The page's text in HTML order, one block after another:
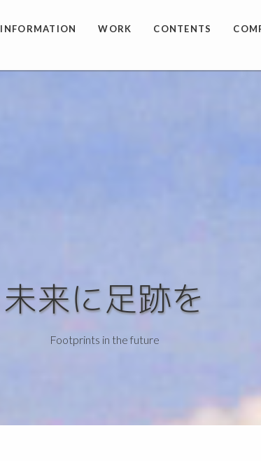
INFORMATION WORK CONTENTS
未来に足跡を
Footprints in the future